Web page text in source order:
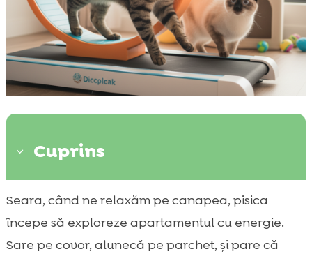
3 Cuprins
 De ce ar alerga o pisică pe bandă: beneficii
pentru sănătate și comportament
Ce tipuri de benzi de alergare pentru pisici
Seara, când ne relaxăm pe canapea, pisica
începe să exploreze apartamentul cu energie.
Sare pe covor, alunecă pe parchet, și pare că